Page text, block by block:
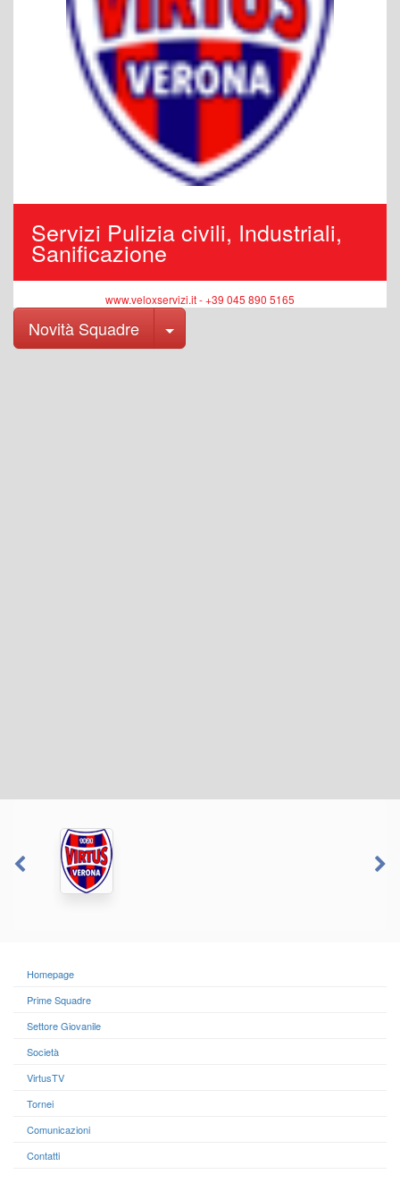
Servizi Pulizia civili, Industriali,
Sanificazione
www.veloxservizi.it - +39 045 890 5165
Novità Squadre Toggle Dropdown
Homepage
Prime Squadre
Settore Giovanile
Società
VirtusTV
Tornei
Comunicazioni
Contatti